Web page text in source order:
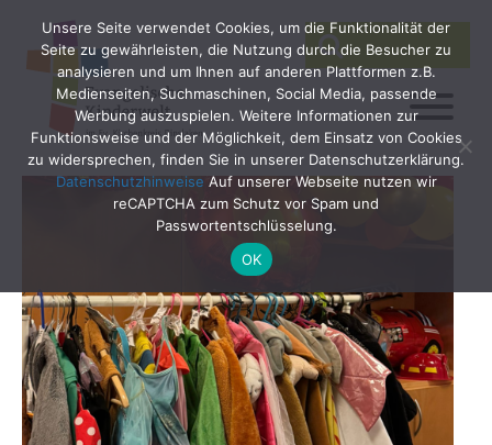
Search
for:
SEARCH
Unsere Seite verwendet Cookies, um die Funktionalität der
Seite zu gewährleisten, die Nutzung durch die Besucher zu
analysieren und um Ihnen auf anderen Plattformen z.B.
Medienseiten, Suchmaschinen, Social Media, passende
Werbung auszuspielen. Weitere Informationen zur
Funktionsweise und der Möglichkeit, dem Einsatz von Cookies
zu widersprechen, finden Sie in unserer Datenschutzerklärung.
DatenschutzhinweiseAuf unserer Webseite nutzen wir
reCAPTCHA zum Schutz vor Spam und
Passwortentschlüsselung.
OK